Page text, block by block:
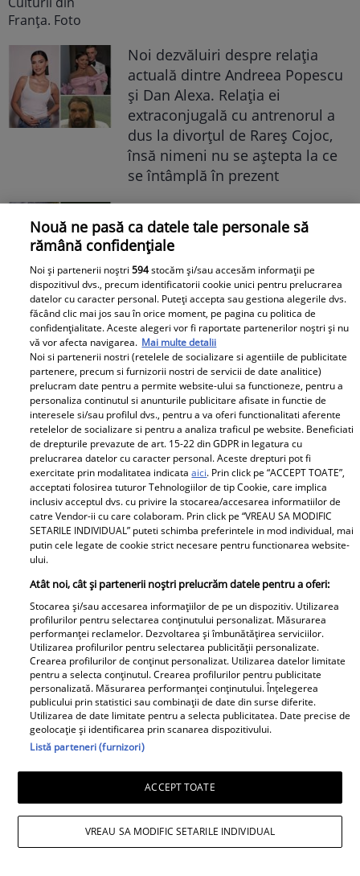
Noi dezvăluiri despre relația
actuală dintre Andreea Popescu
și Dan Alexa. Relația ei
extraconjugală cu antrenorul a
dus la divorțul de Rareș Cojoc,
însă nimeni nu se aștepta la ce
se întâmplă în prezent
devenit mamă pentru a doua
oară și a dezvăluit prima
imagine cu fiul său: „Iubirile
vieții mele” Foto
A1.ro
Poftiți pe la noi: Poftiți la
întrecere. Mirela Vaida și
Adriana Trandafir, în centrul
atenției după provocarea lui Nea
Mărin
Nouă ne pasă ca datele tale personale să
rămână confidențiale
Noi și partenerii noștri594stocăm și/sau accesăm informații pe
dispozitivul dvs., precum identificatorii cookie unici pentru prelucrarea
datelor cu caracter personal. Puteți accepta sau gestiona alegerile dvs.
făcând clic mai jos sau în orice moment, pe pagina cu politica de
confidențialitate. Aceste alegeri vor fi raportate partenerilor noștri și nu
vă vor afecta navigarea. Mai multe detalii
Noi si partenerii nostri (retelele de socializare si agentiile de publicitate
partenere, precum si furnizorii nostri de servicii de date analitice)
prelucram date pentru a permite website-ului sa functioneze, pentru a
personaliza continutul si anunturile publicitare afisate in functie de
interesele si/sau profilul dvs., pentru a va oferi functionalitati aferente
retelelor de socializare si pentru a analiza traficul pe website. Beneficiati
de drepturile prevazute de art. 15-22 din GDPR in legatura cu
prelucrarea datelor cu caracter personal. Aceste drepturi pot fi
exercitate prin modalitatea indicataaici. Prin click pe “ACCEPT TOATE”,
acceptati folosirea tuturor Tehnologiilor de tip Cookie, care implica
inclusiv acceptul dvs. cu privire la stocarea/accesarea informatiilor de
catre Vendor-ii cu care colaboram. Prin click pe “VREAU SA MODIFIC
SETARILE INDIVIDUAL” puteti schimba preferintele in mod individual, mai
putin cele legate de cookie strict necesare pentru functionarea website-
ului.
Atât noi, cât și partenerii noștri prelucrăm datele pentru a oferi:
Stocarea și/sau accesarea informațiilor de pe un dispozitiv. Utilizarea
profilurilor pentru selectarea conținutului personalizat. Măsurarea
performanței reclamelor. Dezvoltarea și îmbunătățirea serviciilor.
Utilizarea profilurilor pentru selectarea publicității personalizate.
Crearea profilurilor de conținut personalizat. Utilizarea datelor limitate
pentru a selecta conținutul. Crearea profilurilor pentru publicitate
personalizată. Măsurarea performanței conținutului. Înțelegerea
publicului prin statistici sau combinații de date din surse diferite.
Utilizarea de date limitate pentru a selecta publicitatea. Date precise de
geolocație și identificarea prin scanarea dispozitivului.
Listă parteneri (furnizori)
ACCEPT TOATE
VREAU SA MODIFIC SETARILE INDIVIDUAL